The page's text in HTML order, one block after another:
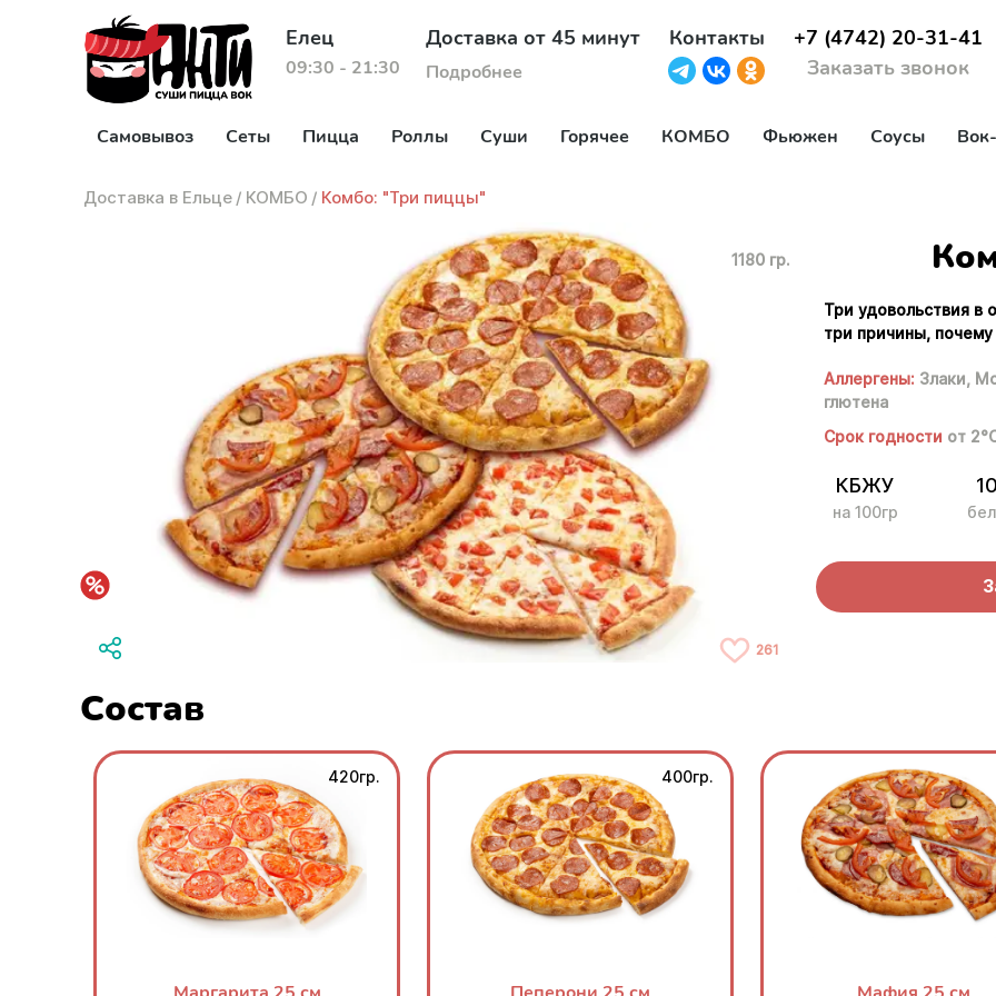
Елец
09:30 - 21:30
Доставка от 45 минут
Подробнее
Контакты
+7 (4742) 20-31-41
Заказать звонок
Самовывоз Сеты Пицца Роллы Суши Горячее КОМБО Фьюжен Соусы
Доставка в Ельце / КОМБО / Комбо: "Три пиццы"
1180 гр.
261
Три удовольствия в
три причины,
Аллергены: Злаки,
глютена
Срок годности от
КБЖУ
на 100гр
Состав
420гр. 400гр.